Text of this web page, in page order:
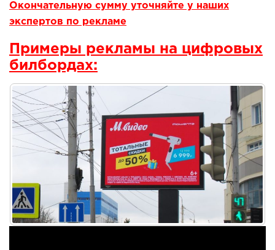
Окончательную сумму уточняйте у наших
экспертов по рекламе
Примеры рекламы на цифровых
билбордах: